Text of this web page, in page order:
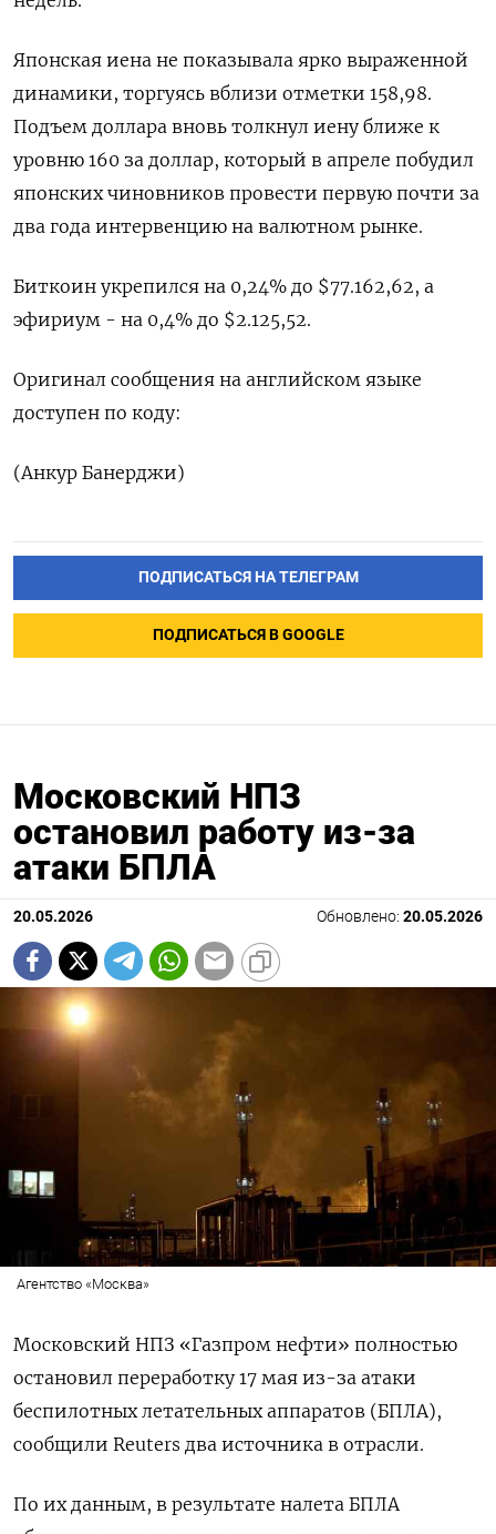
Японская ⁠иена не показывала ярко выраженной
динамики, торгуясь вблизи отметки 158,98.
Подъем доллара вновь толкнул иену ближе к
‌уровню 160 за доллар, который в апреле побудил
японских чиновников провести ‌первую почти за
два года интервенцию на валютном рынке.
Биткоин укрепился на 0,24% ​до $77.162,62, а
эфириум - на 0,4% до $2.125,52.
Оригинал сообщения на ‌английском языке
доступен по коду:
(Анкур Банерджи)
ПОДПИСАТЬСЯ НА ТЕЛЕГРАМ
ПОДПИСАТЬСЯ В GOOGLE
Московский НПЗ
остановил работу из-за
атаки БПЛА
20.05.2026 Обновлено: 20.05.2026
Агентство «Москва»
Московский НПЗ «Газпром нефти» полностью
остановил переработку 17 мая из-за атаки
беспилотных летательных ‌аппаратов (БПЛА),
сообщили Reuters два источника в отрасли.
По их данным, в результате налета БПЛА